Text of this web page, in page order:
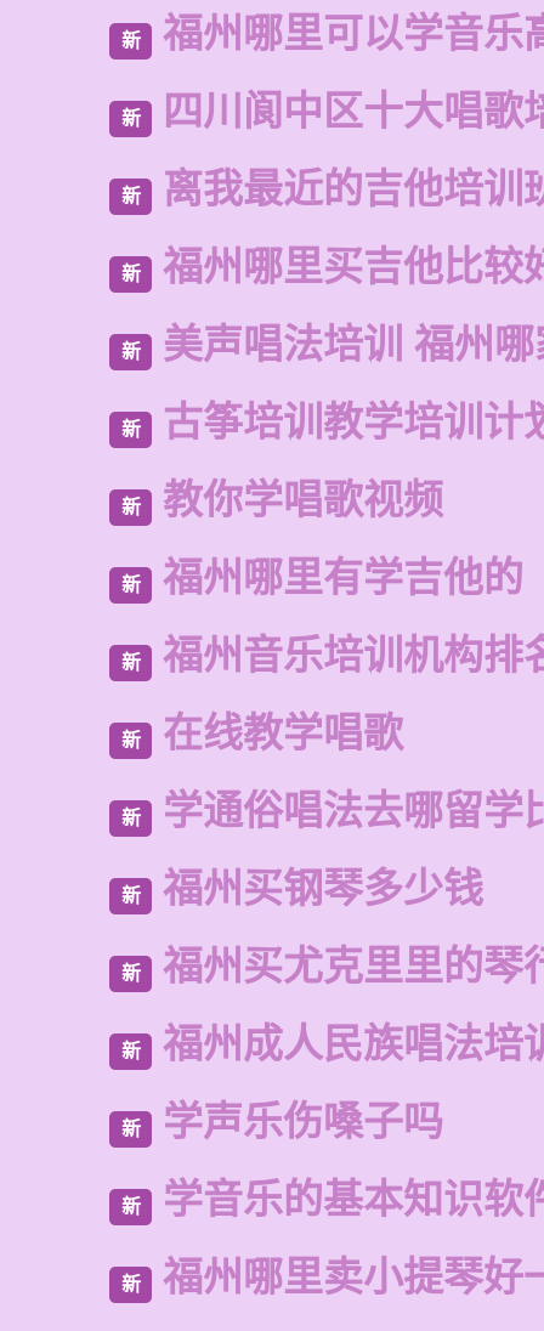
新 福州哪里可以学音乐
新 四川阆中区十大唱歌
新 离我最近的吉他培训
新 福州哪里买吉他比较
新 美声唱法培训 福州
新 古筝培训教学培训计
新 教你学唱歌视频
新 福州哪里有学吉他的
新 福州音乐培训机构排
新 在线教学唱歌
新 学通俗唱法去哪留学
新 福州买钢琴多少钱
新 福州买尤克里里的琴
新 福州成人民族唱法培
新 学声乐伤嗓子吗
新 学音乐的基本知识软
新 福州哪里卖小提琴好